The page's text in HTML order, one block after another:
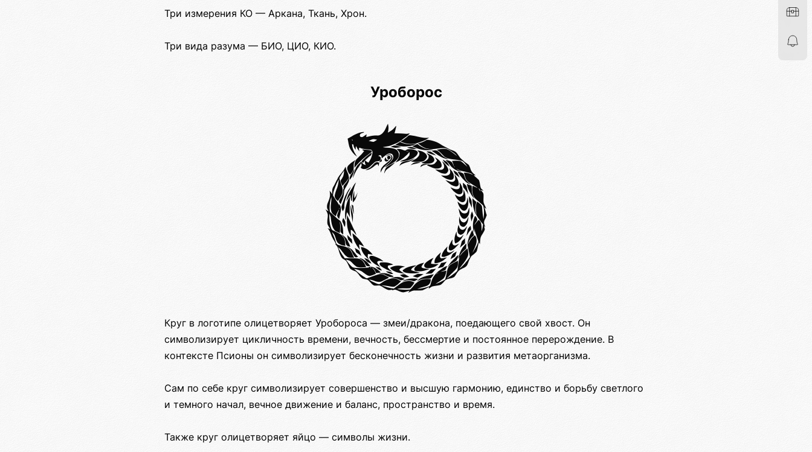
Три измерения КО — Аркана, Ткань, Хрон.
Три вида разума — БИО, ЦИО, КИО.
Уроборос
Круг в логотипе олицетворяет Уробороса — змеи/дракона, поедающего свой хвост. Он
символизирует цикличность времени, вечность, бессмертие и постоянное перерождение. В
контексте Псионы он символизирует бесконечность жизни и развития метаорганизма.
Сам по себе круг символизирует совершенство и высшую гармонию, единство и борьбу светлого
и темного начал, вечное движение и баланс, пространство и время.
Также круг олицетворяет яйцо — символы жизни.